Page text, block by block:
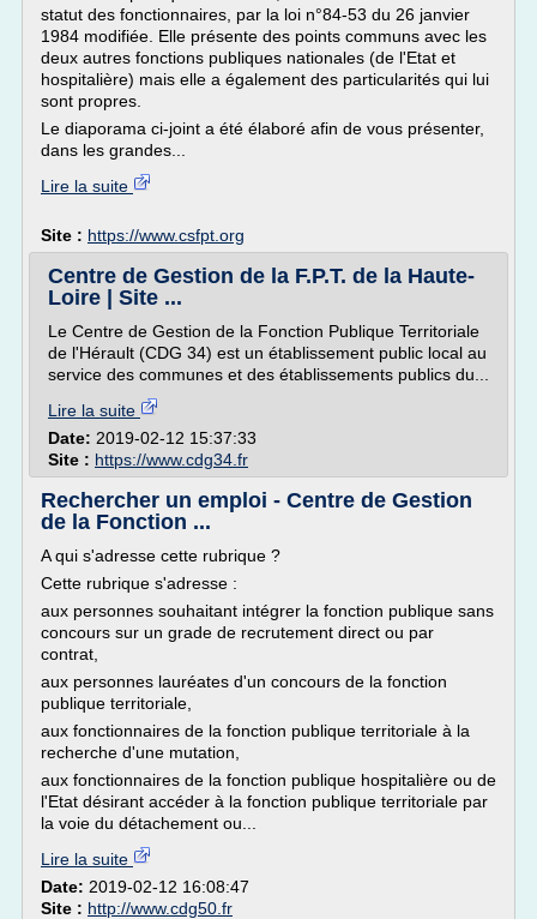
statut des fonctionnaires, par la loi n°84-53 du 26 janvier
1984 modifiée. Elle présente des points communs avec les
deux autres fonctions publiques nationales (de l'Etat et
hospitalière) mais elle a également des particularités qui lui
sont propres.
Le diaporama ci-joint a été élaboré afin de vous présenter,
dans les grandes...
Lire la suite
Site : https://www.csfpt.org
Centre de Gestion de la F.P.T. de la Haute-
Loire | Site ...
Le Centre de Gestion de la Fonction Publique Territoriale
de l'Hérault (CDG 34) est un établissement public local au
service des communes et des établissements publics du...
Lire la suite
Date: 2019-02-12 15:37:33
Site : https://www.cdg34.fr
Rechercher un emploi - Centre de Gestion
de la Fonction ...
A qui s'adresse cette rubrique ?
Cette rubrique s'adresse :
aux personnes souhaitant intégrer la fonction publique sans
concours sur un grade de recrutement direct ou par
contrat,
aux personnes lauréates d'un concours de la fonction
publique territoriale,
aux fonctionnaires de la fonction publique territoriale à la
recherche d'une mutation,
aux fonctionnaires de la fonction publique hospitalière ou de
l'Etat désirant accéder à la fonction publique territoriale par
la voie du détachement ou...
Lire la suite
Date: 2019-02-12 16:08:47
Site : http://www.cdg50.fr